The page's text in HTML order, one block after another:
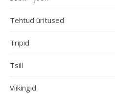
Tehtud üritused
Tripid
Tsill
Viikingid